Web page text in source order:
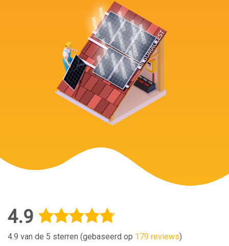
4.9
4.9 van de 5 sterren (gebaseerd op 179 reviews)